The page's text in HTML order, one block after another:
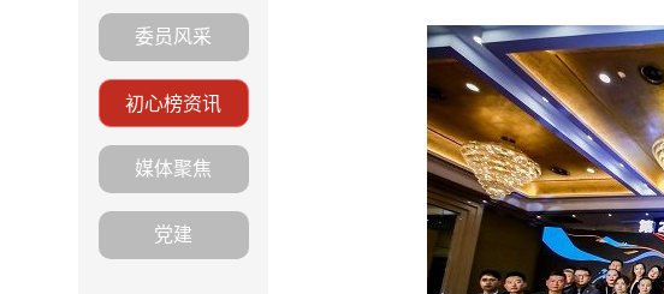
委员风采
初心榜资讯
媒体聚焦
党建